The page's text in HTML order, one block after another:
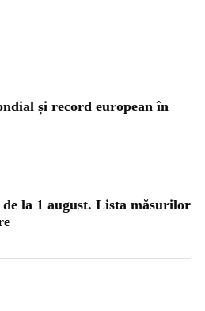
și record european în
la 1 august. Lista măsurilor